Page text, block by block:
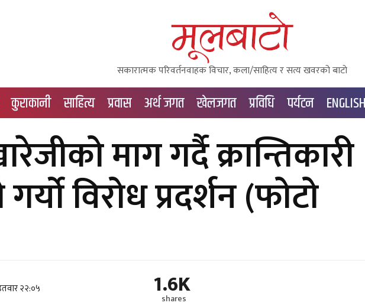
सकारात्मक परिवर्तनवाहक विचार, कला/साहित्य र सत्य खवरको बाटाे
कुराकानी साहित्य प्रवास अर्थ जगत खेलजगत प्रविधि पर्यटन
माग गर्दै क्रान्तिकारी
विरोध प्रदर्शन (फोटो
२२:०५ 1.6K
shares